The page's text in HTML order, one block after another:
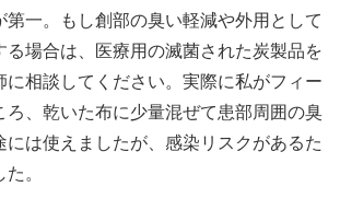
第一。もし創部の臭い軽減や外用として
る場合は、医療用の滅菌された炭製品を
に相談してください。実際に私がフィー
ろ、乾いた布に少量混ぜて患部周囲の臭
には使えましたが、感染リスクがあるた
。